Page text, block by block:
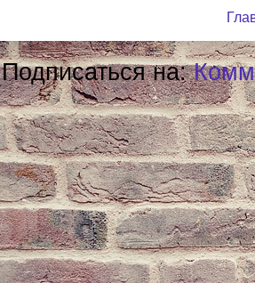
Подписаться на: